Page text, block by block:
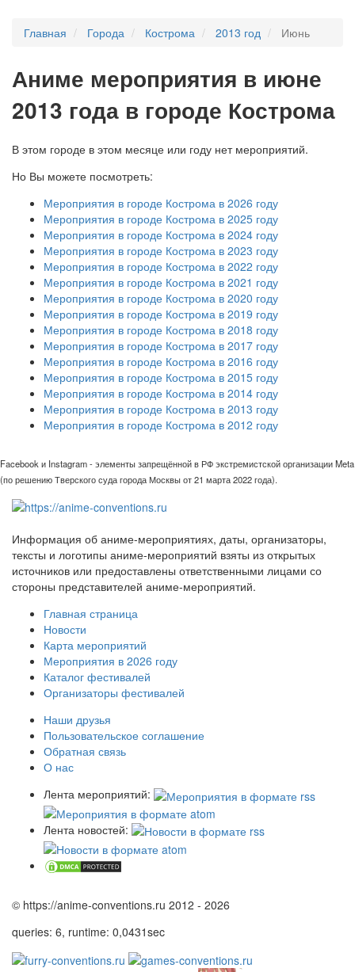
Главная Города Кострома 2013 год Июнь
Аниме мероприятия в июне
2013 года в городе Кострома
В этом городе в этом месяце или году нет мероприятий.
Но Вы можете посмотреть:
Мероприятия в городе Кострома в 2026 году
Мероприятия в городе Кострома в 2025 году
Мероприятия в городе Кострома в 2024 году
Мероприятия в городе Кострома в 2023 году
Мероприятия в городе Кострома в 2022 году
Мероприятия в городе Кострома в 2021 году
Мероприятия в городе Кострома в 2020 году
Мероприятия в городе Кострома в 2019 году
Мероприятия в городе Кострома в 2018 году
Мероприятия в городе Кострома в 2017 году
Мероприятия в городе Кострома в 2016 году
Мероприятия в городе Кострома в 2015 году
Мероприятия в городе Кострома в 2014 году
Мероприятия в городе Кострома в 2013 году
Мероприятия в городе Кострома в 2012 году
Facebook и Instagram - элементы запрещённой в РФ экстремистской организации Meta
(по решению Тверского суда города Москвы от 21 марта 2022 года).
Информация об аниме-мероприятиях, даты, организаторы,
тексты и логотипы аниме-мероприятий взяты из открытых
источников или предоставлены ответственными лицами со
стороны представителей аниме-мероприятий.
Главная страница
Новости
Карта мероприятий
Мероприятия в 2026 году
Каталог фестивалей
Организаторы фестивалей
Наши друзья
Пользовательское соглашение
Обратная связь
О нас
Лента мероприятий:
Лента новостей:
© https://anime-conventions.ru 2012 - 2026
queries: 6, runtime: 0,0431sec